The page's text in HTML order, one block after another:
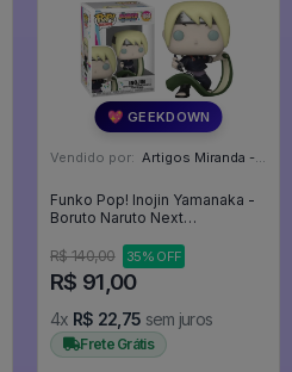
💖 GEEKDOWN
Vendido por: Artigos Miranda - RJ
Funko Pop! Inojin Yamanaka -
Boruto Naruto Next
R$ 140,00
35% OFF
R$ 91,00
4x R$ 22,75 sem juros
Frete Grátis